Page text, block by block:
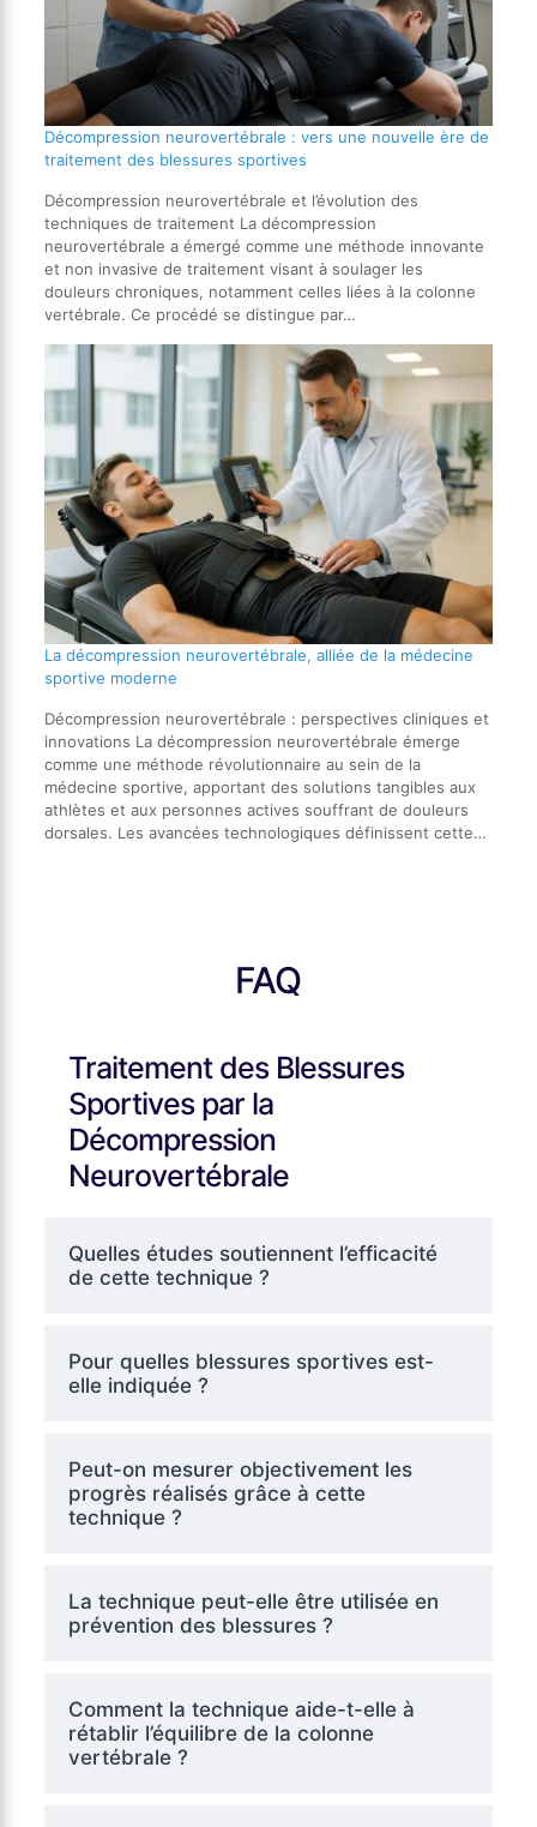
Décompression neurovertébrale : vers une nouvelle ère de
traitement des blessures sportives
Décompression neurovertébrale et l’évolution des
techniques de traitement La décompression
neurovertébrale a émergé comme une méthode innovante
et non invasive de traitement visant à soulager les
douleurs chroniques, notamment celles liées à la colonne
vertébrale. Ce procédé se distingue par…
La décompression neurovertébrale, alliée de la médecine
sportive moderne
Décompression neurovertébrale : perspectives cliniques et
innovations La décompression neurovertébrale émerge
comme une méthode révolutionnaire au sein de la
médecine sportive, apportant des solutions tangibles aux
athlètes et aux personnes actives souffrant de douleurs
dorsales. Les avancées technologiques définissent cette…
FAQ
Traitement des Blessures
Sportives par la
Décompression
Neurovertébrale
Quelles études soutiennent l’efficacité
de cette technique ?
Pour quelles blessures sportives est-
elle indiquée ?
Peut-on mesurer objectivement les
progrès réalisés grâce à cette
technique ?
La technique peut-elle être utilisée en
prévention des blessures ?
Comment la technique aide-t-elle à
rétablir l’équilibre de la colonne
vertébrale ?